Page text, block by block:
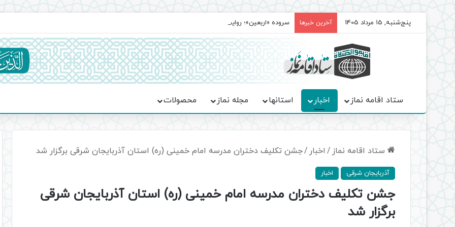
پنج‌شنبه, 15 مرداد 1405 آخرین خبرها سروده‌ «اربعین»؛ روایت حماسه، استقامت و تمدن‌سازی امت اسلامی
ستاد اقامه نماز اخبار استانها مجله نماز محصولات
ستاد اقامه نماز / اخبار /جشن تکلیف دختران مدرسه امام خمینی (ره) استان آذربایجان شرقی برگزار شد
آذربایجان شرقی اخبار
جشن تکلیف دختران مدرسه امام خمینی (ره) استان آذربایجان شرقی
برگزار شد